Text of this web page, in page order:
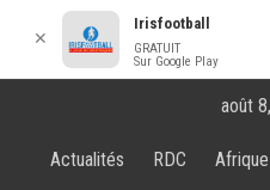
contenur
août
Actualités RDC Afrique
✕
Irisfootball
GRATUIT
Sur Google Play